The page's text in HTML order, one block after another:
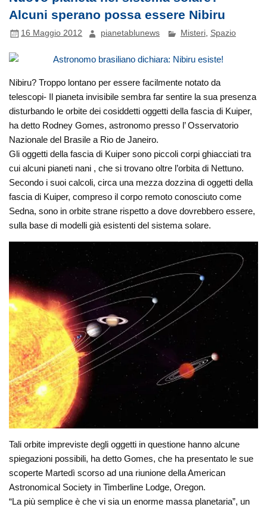
Alcuni sperano possa essere Nibiru
16 Maggio 2012 pianetablunews Misteri, Spazio
Nibiru? Troppo lontano per essere facilmente notato da
telescopi- Il pianeta invisibile sembra far sentire la sua presenza
disturbando le orbite dei cosiddetti oggetti della fascia di Kuiper,
ha detto Rodney Gomes, astronomo presso l’ Osservatorio
Nazionale del Brasile a Rio de Janeiro.
Gli oggetti della fascia di Kuiper sono piccoli corpi ghiacciati tra
cui alcuni pianeti nani , che si trovano oltre l’orbita di Nettuno.
Secondo i suoi calcoli, circa una mezza dozzina di oggetti della
fascia di Kuiper, compreso il corpo remoto conosciuto come
Sedna, sono in orbite strane rispetto a dove dovrebbero essere,
sulla base di modelli già esistenti del sistema solare.
Tali orbite impreviste degli oggetti in questione hanno alcune
spiegazioni possibili, ha detto Gomes, che ha presentato le sue
scoperte Martedì scorso ad una riunione della American
Astronomical Society in Timberline Lodge, Oregon.
“La più semplice è che vi sia un enorme massa planetaria”, un